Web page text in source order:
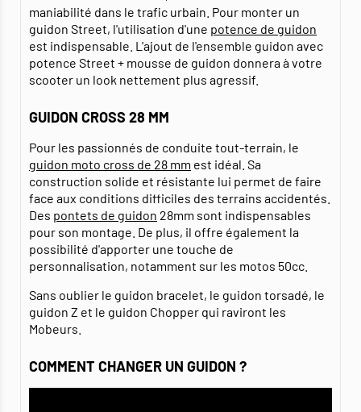
maniabilité dans le trafic urbain. Pour monter un
guidon Street, l'utilisation d'une potence de guidon
est indispensable. L'ajout de l'ensemble guidon avec
potence Street + mousse de guidon donnera à votre
scooter un look nettement plus agressif.
GUIDON CROSS 28 MM
Pour les passionnés de conduite tout-terrain, le
guidon moto cross de 28 mm est idéal. Sa
construction solide et résistante lui permet de faire
face aux conditions difficiles des terrains accidentés.
Des pontets de guidon 28mm sont indispensables
pour son montage. De plus, il offre également la
possibilité d'apporter une touche de
personnalisation, notamment sur les motos 50cc.
Sans oublier le guidon bracelet, le guidon torsadé, le
guidon Z et le guidon Chopper qui raviront les
Mobeurs.
COMMENT CHANGER UN GUIDON ?